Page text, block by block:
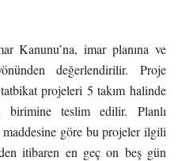
Kanunu’na, imar planına ve
değerlendirilir. Proje
projeleri 5 takım halinde
birimine teslim edilir. Planlı
göre bu projeler ilgili
itibaren en geç on beş gün